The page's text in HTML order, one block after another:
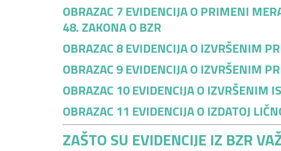
OBRAZAC 7 EVIDENCIJA O PRIMENI
48. ZAKONA O BZR
OBRAZAC 8EVIDENCIJA O IZVRŠENIM
OBRAZAC 9EVIDENCIJA O IZVRŠENIM
OBRAZAC 10EVIDENCIJA O IZVRŠENIM
OBRAZAC 11 EVIDENCIJA O IZDATOJ
ZAŠTO SU EVIDENCIJE IZ BZR